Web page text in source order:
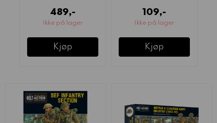
489,-
Ikke på lager
Kjøp
109,-
Ikke på lager
Kjøp